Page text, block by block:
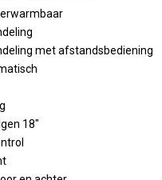
met afstandsbediening
18"